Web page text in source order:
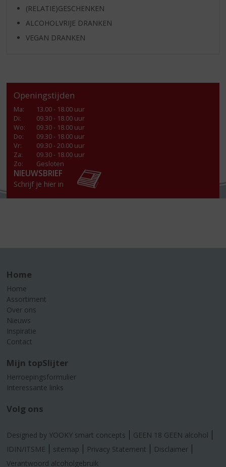
(RELATIE)GESCHENKEN
ALCOHOLVRIJE DRANKEN
VEGAN DRANKEN
Openingstijden
Ma:
13.00 - 18.00 uur
Di:
09.30 - 18.00 uur
Wo:
09.30 - 18.00 uur
Do:
09.30 - 18.00 uur
Vr:
09.30 - 20.00 uur
Za:
09.30 - 18.00 uur
Zo:
Gesloten
NIEUWSBRIEF
Schrijf je hier in
Home
Home
Assortiment
Over ons
Nieuws
Inspiratie
Contact
Mijn topSlijter
Herroepingsformulier
Interessante links
Volg ons
Designed by YOOKY smart concepts
GEEN 18 GEEN alcohol
IDIN/ITSME
sitemap Privacy Statement
Disclaimer
Verantwoord alcoholgebruik